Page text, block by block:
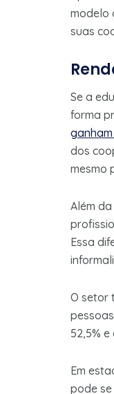
modelo
suas
Se a
forma
dos
mesmo
Além
Essa
O setor
52,5%
Em
pode